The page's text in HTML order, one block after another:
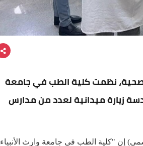
نظمت كلية الطب في جامعة
زيارة ميدانية لعدد من مدارس
إن "كلية الطب في جامعة وارث الأنبياء